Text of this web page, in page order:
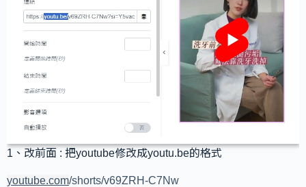
1、改前面 : 把youtube修改成youtu.be的格式
youtube.com/shorts/v69ZRH-C7Nw